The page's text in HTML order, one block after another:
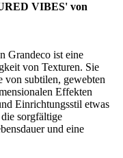
VIBES' von
Grandeco ist eine
von Texturen. Sie
von subtilen, gewebten
Effekten
Einrichtungsstil etwas
sorgfältige
und eine